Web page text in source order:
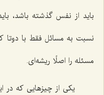
باید از نفس گذشته باشد،
نسبت به مسائل فقط با دوتا
مسئله را اصلًا ریشه‌ای.
یکی از چیزهایی که در